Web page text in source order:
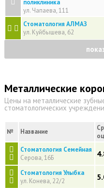
поликлиника
ул. Чапаева, 111
Стоматология АЛМАЗ
ул. Куйбышева, 62
Металлические
Цены на металлические
стоматологических
№ Название
Стоматология Семейная
Серова, 16Б
Стоматология Улыбка
ул. Конева, 22/2